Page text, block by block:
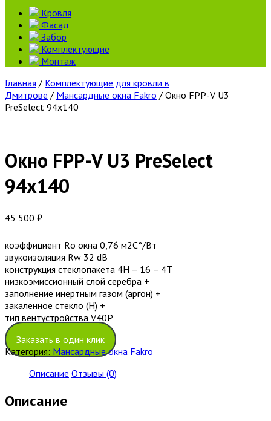
Кровля
Фасад
Забор
Комплектующие
Монтаж
Главная / Комплектующие для кровли в
Дмитрове / Мансардные окна Fakro / Окно FPP-V U3
PreSelect 94х140
Окно FPP-V U3 PreSelect
94х140
45 500 ₽
коэффициент Rо окна 0,76 м2С°/Вт
звукоизоляция Rw 32 dB
конструкция стеклопакета 4H – 16 – 4T
низкоэмиссионный слой серебра +
заполнение инертным газом (аргон) +
закаленное стекло (H) +
тип вентустройства V40P
Заказать в один клик
Категория: Мансардные окна Fakro
Описание Отзывы (0)
Описание